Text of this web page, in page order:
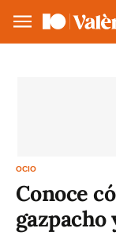
OCIO
Conoce
gazpacho